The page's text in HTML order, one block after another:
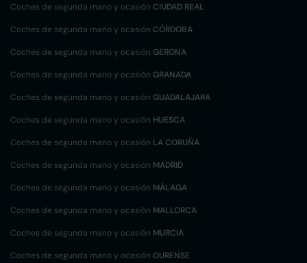
Coches de segunda mano y ocasión CIUDAD REAL
Coches de segunda mano y ocasión CÓRDOBA
Coches de segunda mano y ocasión GERONA
Coches de segunda mano y ocasión GRANADA
Coches de segunda mano y ocasión GUADALAJARA
Coches de segunda mano y ocasión HUESCA
Coches de segunda mano y ocasión LA CORUÑA
Coches de segunda mano y ocasión MADRID
Coches de segunda mano y ocasión MÁLAGA
Coches de segunda mano y ocasión MALLORCA
Coches de segunda mano y ocasión MURCIA
Coches de segunda mano y ocasión OURENSE